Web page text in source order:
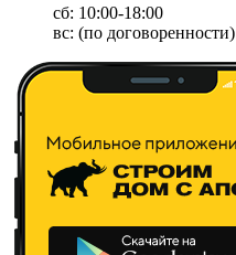
сб: 10:00-18:00
вс: (по договоренности)